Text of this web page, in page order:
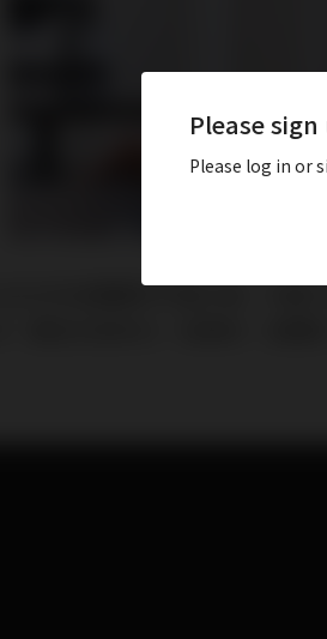
台北方舟音響轉作代理之後，引進
Please
Please log in or